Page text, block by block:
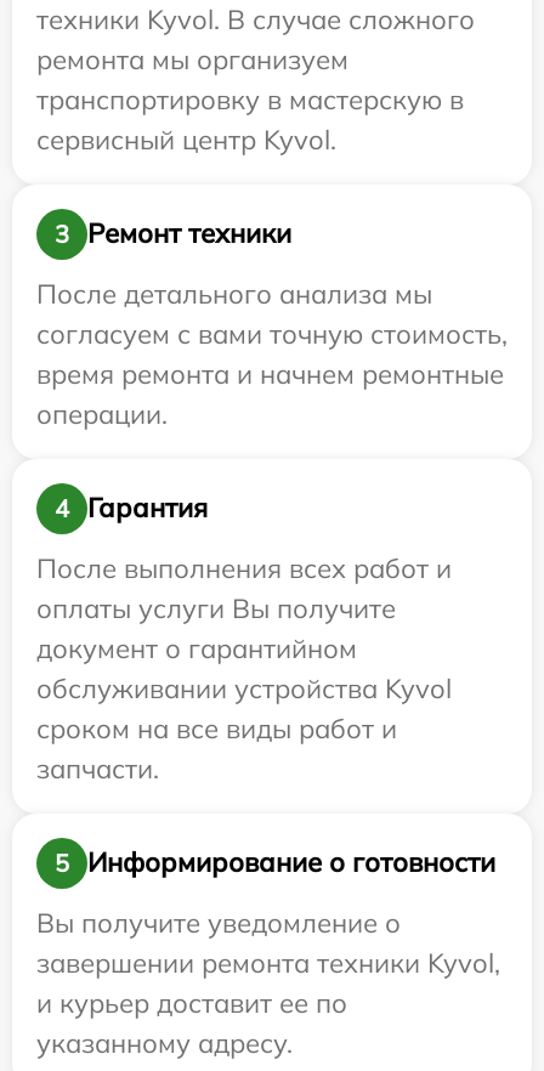
техники Kyvol. В случае сложного
ремонта мы организуем
транспортировку в мастерскую в
сервисный центр Kyvol.
3
Ремонт техники
После детального анализа мы
согласуем с вами точную стоимость,
время ремонта и начнем ремонтные
операции.
4
Гарантия
После выполнения всех работ и
оплаты услуги Вы получите
документ о гарантийном
обслуживании устройства Kyvol
сроком на все виды работ и
запчасти.
5
Информирование о готовности
Вы получите уведомление о
завершении ремонта техники Kyvol,
и курьер доставит ее по
указанному адресу.